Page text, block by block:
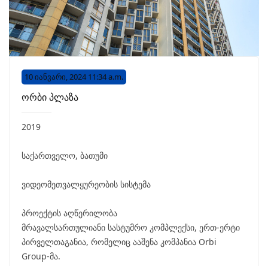
10 იანვარი, 2024 11:34 a.m.
ორბი პლაზა
2019
საქართველო, ბათუმი
ვიდეომეთვალყურეობის სისტემა
პროექტის აღწერილობა
მრავალსართულიანი სასტუმრო კომპლექსი, ერთ-ერტი
პირველთაგანია, რომელიც ააშენა კომპანია Orbi
Group-მა.